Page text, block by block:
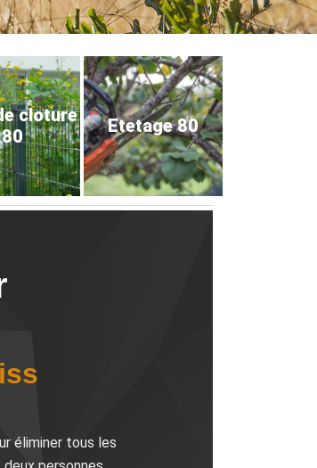
cloture
80
Etetage 80
éliminer tous les